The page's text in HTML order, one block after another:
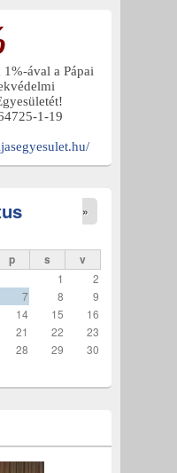
ával a Pápai
1-19
»
p s v
1
2
7 8
9
14 15
16
21 22
23
28 29
30